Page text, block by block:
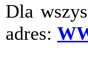
Dla
adres: